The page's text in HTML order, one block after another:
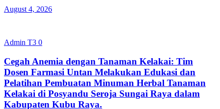
August 4, 2026
Admin T3 0
Cegah Anemia dengan Tanaman Kelakai: Tim
Dosen Farmasi Untan Melakukan Edukasi dan
Pelatihan Pembuatan Minuman Herbal Tanaman
Kelakai di Posyandu Seroja Sungai Raya dalam
Kabupaten Kubu Raya.